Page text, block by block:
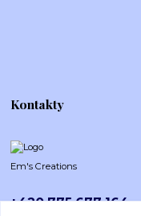
Kontakty
Em's Creations
+420 775 677 164